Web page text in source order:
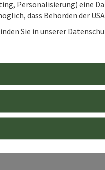
Personalisierung) eine
dass Behörden der
Sie in unserer